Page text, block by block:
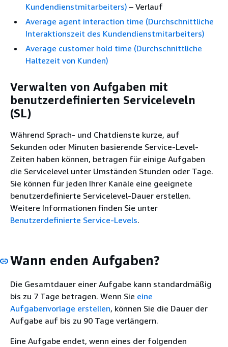
Kundendienstmitarbeiters) – Verlauf
Average agent interaction time (Durchschnittliche
Interaktionszeit des Kundendienstmitarbeiters)
Average customer hold time (Durchschnittliche
Haltezeit von Kunden)
Verwalten von Aufgaben mit
benutzerdefinierten Serviceleveln
(SL)
Während Sprach- und Chatdienste kurze, auf
Sekunden oder Minuten basierende Service-Level-
Zeiten haben können, betragen für einige Aufgaben
die Servicelevel unter Umständen Stunden oder Tage.
Sie können für jeden Ihrer Kanäle eine geeignete
benutzerdefinierte Servicelevel-Dauer erstellen.
Weitere Informationen finden Sie unter
Benutzerdefinierte Service-Levels.
Wann enden Aufgaben?
Die Gesamtdauer einer Aufgabe kann standardmäßig
bis zu 7 Tage betragen. Wenn Sie eine
Aufgabenvorlage erstellen, können Sie die Dauer der
Aufgabe auf bis zu 90 Tage verlängern.
Eine Aufgabe endet, wenn eines der folgenden